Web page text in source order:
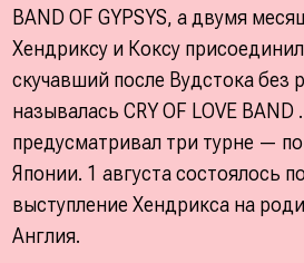
BAND OF GYPSYS, а двумя
Хендриксу и Коксу
скучавший после Вудстока без
называлась CRY OF LOVE BAND
предусматривал три турне —
Японии. 1 августа состоялось
выступление Хендрикса на
Англия.